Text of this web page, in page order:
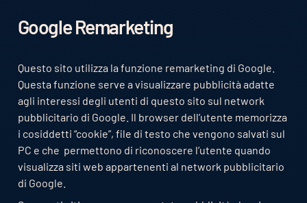
Google Remarketing
Questo sito utilizza la funzione remarketing di Google.
Questa funzione serve a visualizzare pubblicità adatte
agli interessi degli utenti di questo sito sul network
pubblicitario di Google. Il browser dell’utente memorizza
i cosiddetti “cookie”, file di testo che vengono salvati sul
PC e che permettono di riconoscere l’utente quando
visualizza siti web appartenenti al network pubblicitario
di Google.